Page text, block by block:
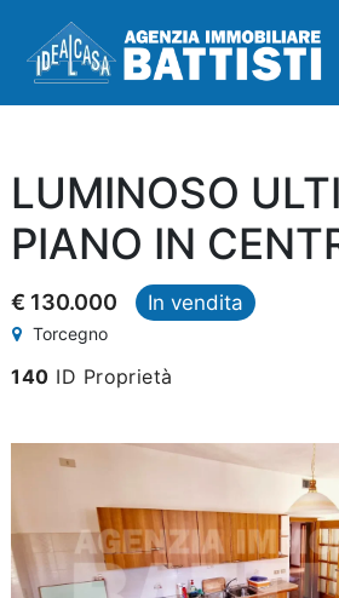
contenuto
LUMINOSO
PIANO IN
€ 130.000 In vendita
Torcegno
140 ID Proprietà